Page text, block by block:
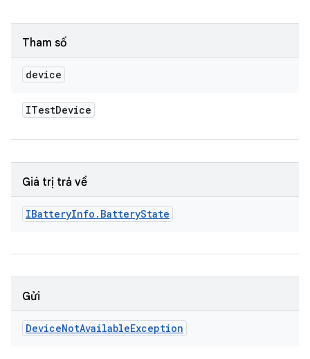
Tham số
device
ITestDevice
Giá trị trả về
IBatteryInfo . BatteryState
Gửi
DeviceNotAvailableException